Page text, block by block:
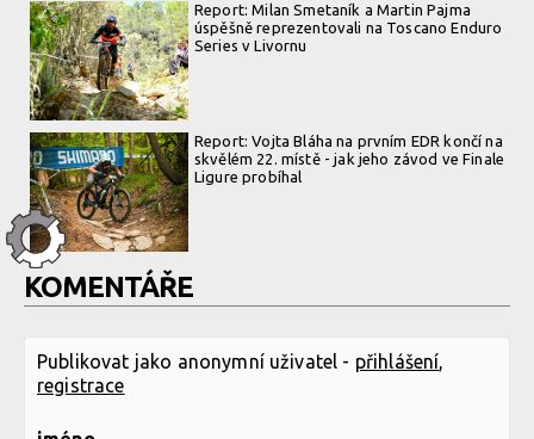
Report: Milan Smetaník a Martin Pajma
úspěšně reprezentovali na Toscano Enduro
Series v Livornu
Report: Vojta Bláha na prvním EDR končí na
skvělém 22. místě - jak jeho závod ve Finale
Ligure probíhal
KOMENTÁŘE
Publikovat jako anonymní uživatel - přihlášení,
registrace